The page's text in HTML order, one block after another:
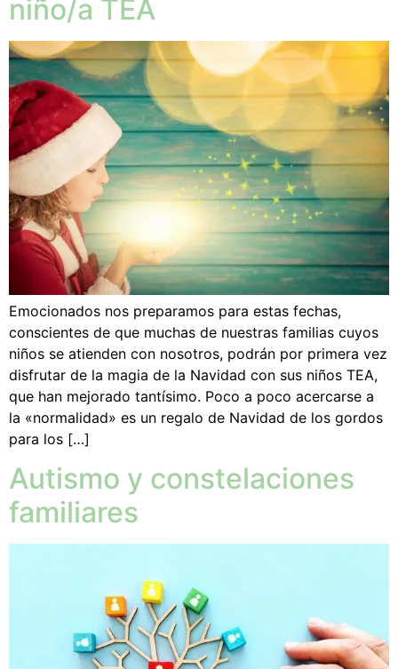
niño/a TEA
Emocionados nos preparamos para estas fechas,
conscientes de que muchas de nuestras familias cuyos
niños se atienden con nosotros, podrán por primera vez
disfrutar de la magia de la Navidad con sus niños TEA,
que han mejorado tantísimo. Poco a poco acercarse a
la «normalidad» es un regalo de Navidad de los gordos
para los […]
Autismo y constelaciones
familiares